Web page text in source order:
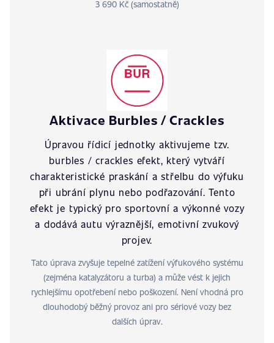
3 690 Kč (samostatně)
Aktivace Burbles / Crackles
Úpravou řídicí jednotky aktivujeme tzv.
burbles / crackles efekt, který vytváří
charakteristické praskání a střelbu do výfuku
při ubrání plynu nebo podřazování. Tento
efekt je typický pro sportovní a výkonné vozy
a dodává autu výraznější, emotivní zvukový
projev.
Tato úprava zvyšuje tepelné zatížení výfukového systému
(zejména katalyzátoru a turba) a může vést k jejich
rychlejšímu opotřebení nebo poškození. Není vhodná pro
dlouhodobý běžný provoz ani pro sériové vozy bez
dalších úprav.